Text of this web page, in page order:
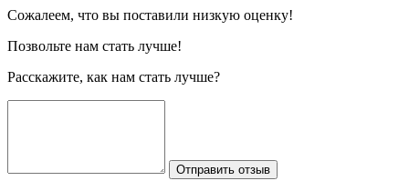
Сожалеем, что вы поставили низкую оценку!
Позвольте нам стать лучше!
Расскажите, как нам стать лучше?
Отправить отзыв